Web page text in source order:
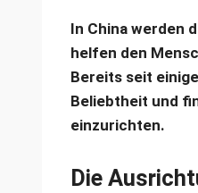
In China werden
helfen den
Bereits seit
Beliebtheit und
einzurichten.
Die